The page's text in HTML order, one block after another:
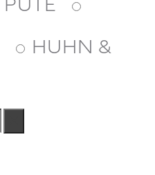
HUHN &